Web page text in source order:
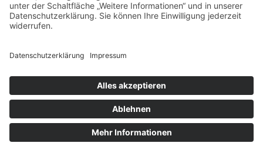
JOBANGEBOTE
DEIN WEG IST UNSER ZIEL.
Impressum Rechtliche Hinweise Datenschutz